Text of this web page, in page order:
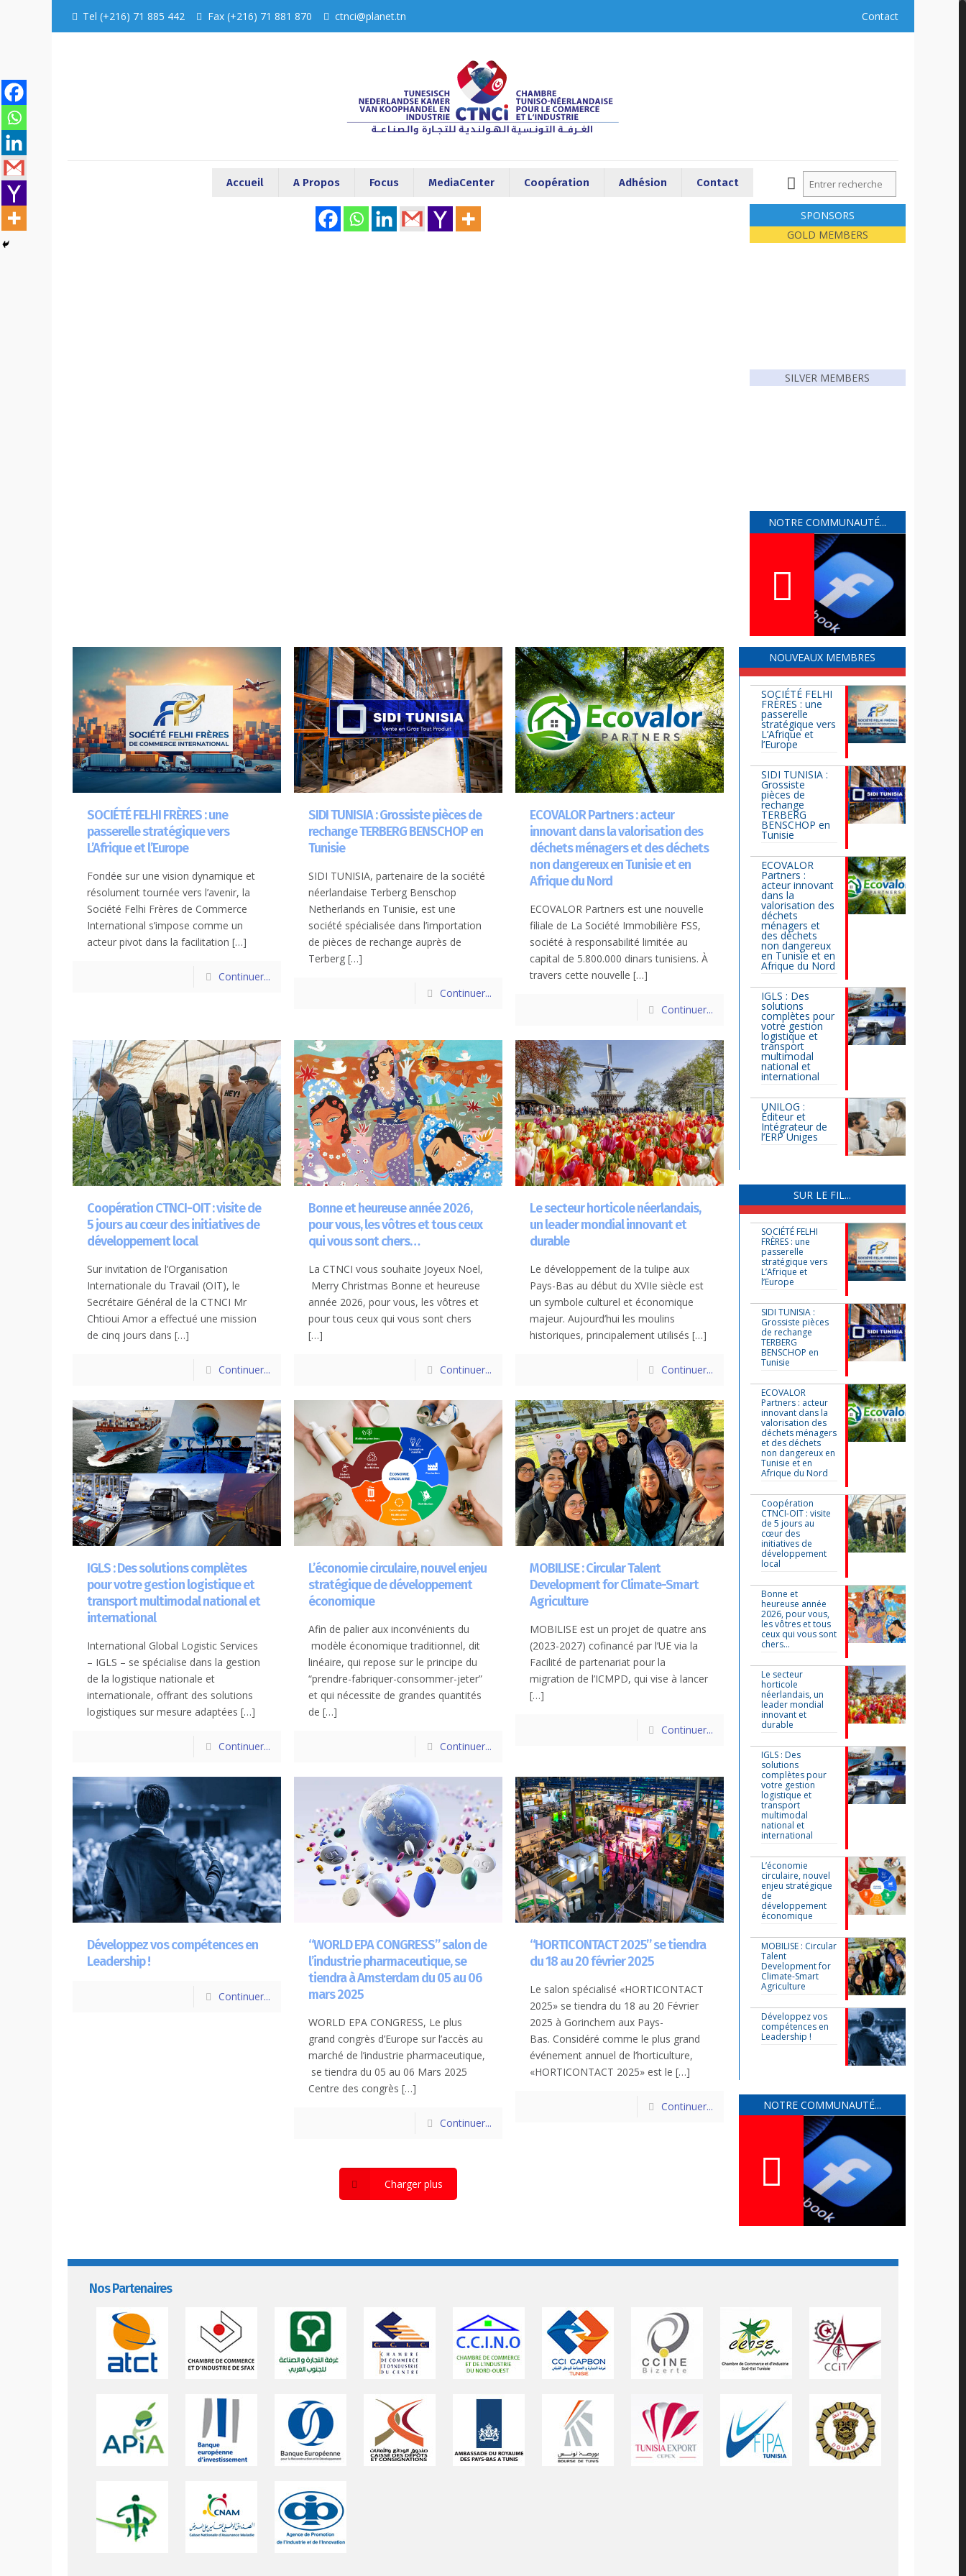
Tel (+216) 71 885 442 Fax (+216) 71 881 870 ctnci@planet.tn Contact
Accueil A Propos Focus MediaCenter Coopération Adhésion Contact
SPONSORS
GOLD MEMBERS
SILVER MEMBERS
NOTRE COMMUNAUTÉ...
SOCIÉTÉ FELHI FRÈRES : une
passerelle stratégique vers
L’Afrique et l’Europe
Fondée sur une vision dynamique et
résolument tournée vers l’avenir, la
Société Felhi Frères de Commerce
International s’impose comme un
acteur pivot dans la facilitation […]
Continuer...
SIDI TUNISIA : Grossiste pièces de
rechange TERBERG BENSCHOP en
Tunisie
SIDI TUNISIA, partenaire de la société
néerlandaise Terberg Benschop
Netherlands en Tunisie, est une
société spécialisée dans l’importation
de pièces de rechange auprès de
Terberg […]
Continuer...
ECOVALOR Partners : acteur
innovant dans la valorisation des
déchets ménagers et des déchets
non dangereux en Tunisie et en
Afrique du Nord
ECOVALOR Partners est une nouvelle
filiale de La Société Immobilière FSS,
société à responsabilité limitée au
capital de 5.800.000 dinars tunisiens. À
travers cette nouvelle […]
Continuer...
Coopération CTNCI-OIT : visite de
5 jours au cœur des initiatives de
développement local
Sur invitation de l’Organisation
Internationale du Travail (OIT), le
Secrétaire Général de la CTNCI Mr
Chtioui Amor a effectué une mission
de cinq jours dans […]
Continuer...
Bonne et heureuse année 2026,
pour vous, les vôtres et tous ceux
qui vous sont chers…
La CTNCI vous souhaite Joyeux Noel,
Merry Christmas Bonne et heureuse
année 2026, pour vous, les vôtres et
pour tous ceux qui vous sont chers
[…]
Continuer...
Le secteur horticole néerlandais,
un leader mondial innovant et
durable
Le développement de la tulipe aux
Pays-Bas au début du XVIIe siècle est
un symbole culturel et économique
majeur. Aujourd’hui les moulins
historiques, principalement utilisés […]
Continuer...
IGLS : Des solutions complètes
pour votre gestion logistique et
transport multimodal national et
international
International Global Logistic Services
– IGLS – se spécialise dans la gestion
de la logistique nationale et
internationale, offrant des solutions
logistiques sur mesure adaptées […]
Continuer...
L’économie circulaire, nouvel enjeu
stratégique de développement
économique
Afin de palier aux inconvénients du
modèle économique traditionnel, dit
linéaire, qui repose sur le principe du
“prendre-fabriquer-consommer-jeter”
et qui nécessite de grandes quantités
de […]
Continuer...
MOBILISE : Circular Talent
Development for Climate-Smart
Agriculture
MOBILISE est un projet de quatre ans
(2023-2027) cofinancé par l’UE via la
Facilité de partenariat pour la
migration de l’ICMPD, qui vise à lancer
[…]
Continuer...
Développez vos compétences en
Leadership !
Continuer...
“WORLD EPA CONGRESS” salon de
l’industrie pharmaceutique, se
tiendra à Amsterdam du 05 au 06
mars 2025
WORLD EPA CONGRESS, Le plus
grand congrès d’Europe sur l’accès au
marché de l’industrie pharmaceutique,
se tiendra du 05 au 06 Mars 2025
Centre des congrès […]
Continuer...
“HORTICONTACT 2025” se tiendra
du 18 au 20 février 2025
Le salon spécialisé «HORTICONTACT
2025» se tiendra du 18 au 20 Février
2025 à Gorinchem aux Pays-
Bas. Considéré comme le plus grand
événement annuel de l’horticulture,
«HORTICONTACT 2025» est le […]
Continuer...
Charger plus
NOUVEAUX MEMBRES
SOCIÉTÉ FELHI
FRÈRES : une
passerelle
stratégique vers
L’Afrique et
l’Europe
SIDI TUNISIA :
Grossiste
pièces de
rechange
TERBERG
BENSCHOP en
Tunisie
ECOVALOR
Partners :
acteur innovant
dans la
valorisation des
déchets
ménagers et
des déchets
non dangereux
en Tunisie et en
Afrique du Nord
IGLS : Des
solutions
complètes pour
votre gestion
logistique et
transport
multimodal
national et
international
UNILOG :
Éditeur et
Intégrateur de
l’ERP Uniges
SUR LE FIL...
SOCIÉTÉ FELHI
FRÈRES : une
passerelle
stratégique vers
L’Afrique et
l’Europe
SIDI TUNISIA :
Grossiste pièces
de rechange
TERBERG
BENSCHOP en
Tunisie
ECOVALOR
Partners : acteur
innovant dans la
valorisation des
déchets ménagers
et des déchets
non dangereux en
Tunisie et en
Afrique du Nord
Coopération
CTNCI-OIT : visite
de 5 jours au
cœur des
initiatives de
développement
local
Bonne et
heureuse année
2026, pour vous,
les vôtres et tous
ceux qui vous sont
chers…
Le secteur
horticole
néerlandais, un
leader mondial
innovant et
durable
IGLS : Des
solutions
complètes pour
votre gestion
logistique et
transport
multimodal
national et
international
L’économie
circulaire, nouvel
enjeu stratégique
de
développement
économique
MOBILISE : Circular
Talent
Development for
Climate-Smart
Agriculture
Développez vos
compétences en
Leadership !
NOTRE COMMUNAUTÉ...
Nos Partenaires